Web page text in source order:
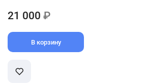
21 000 ₽
В корзину